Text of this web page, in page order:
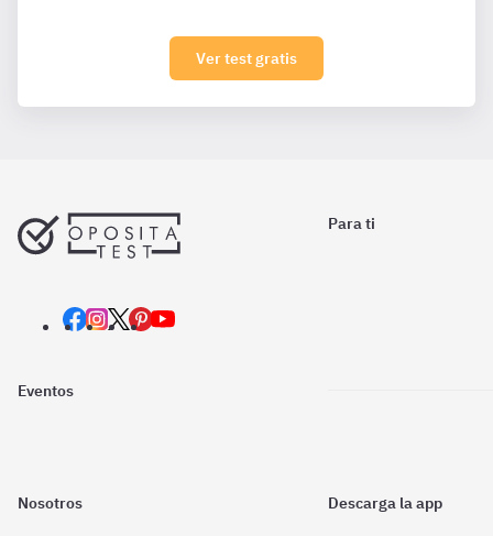
Ver test gratis
Para ti
Eventos
Nosotros Descarga la app